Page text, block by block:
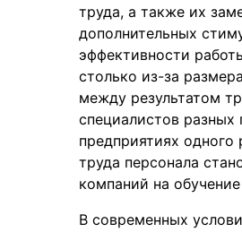
труда, а также их
дополнительных
эффективности
столько из-за
между результатом
специалистов разных
предприятиях
труда персонала
компаний на
В современных